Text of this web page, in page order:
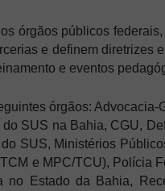
órgãos públicos
e definem diretrizes
e eventos
órgãos: Advocacia-
SUS na Bahia, CGU,
SUS, Ministérios
e MPC/TCU), Polícia
no Estado da Bahia,